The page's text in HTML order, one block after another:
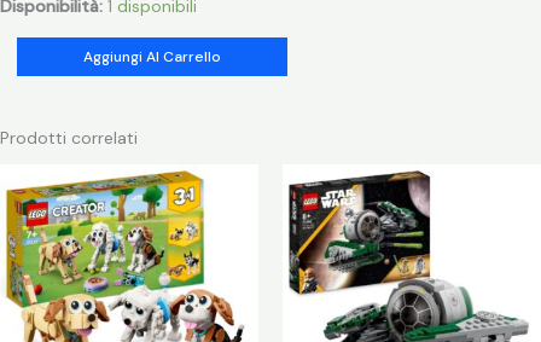
Disponibilità: 1 disponibili
76992
Aggiungi Al Carrello
Prodotti correlati